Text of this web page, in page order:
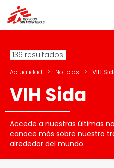
136 resultados
Actualidad > Noticias > VIH
VIH Sida
Accede a nuestras últimas
conoce más sobre nuestro
alrededor del mundo.